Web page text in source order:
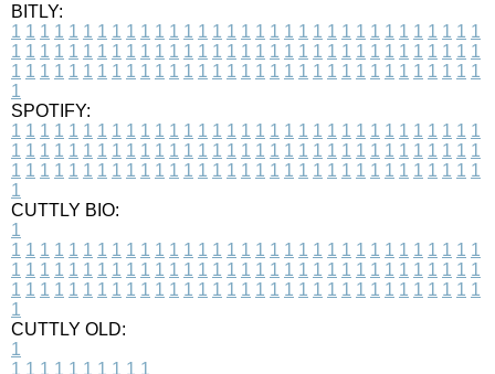
BITLY:
1 1 1 1 1 1 1 1 1 1 1 1 1 1 1 1 1 1 1 1 1 1 1 1 1 1 1 1 1 1 1 1 1
1 1 1 1 1 1 1 1 1 1 1 1 1 1 1 1 1 1 1 1 1 1 1 1 1 1 1 1 1 1 1 1 1
1 1 1 1 1 1 1 1 1 1 1 1 1 1 1 1 1 1 1 1 1 1 1 1 1 1 1 1 1 1 1 1 1
1
SPOTIFY:
1 1 1 1 1 1 1 1 1 1 1 1 1 1 1 1 1 1 1 1 1 1 1 1 1 1 1 1 1 1 1 1 1
1 1 1 1 1 1 1 1 1 1 1 1 1 1 1 1 1 1 1 1 1 1 1 1 1 1 1 1 1 1 1 1 1
1 1 1 1 1 1 1 1 1 1 1 1 1 1 1 1 1 1 1 1 1 1 1 1 1 1 1 1 1 1 1 1 1
1
CUTTLY BIO:
1
1 1 1 1 1 1 1 1 1 1 1 1 1 1 1 1 1 1 1 1 1 1 1 1 1 1 1 1 1 1 1 1 1
1 1 1 1 1 1 1 1 1 1 1 1 1 1 1 1 1 1 1 1 1 1 1 1 1 1 1 1 1 1 1 1 1
1 1 1 1 1 1 1 1 1 1 1 1 1 1 1 1 1 1 1 1 1 1 1 1 1 1 1 1 1 1 1 1 1
1
CUTTLY OLD:
1
1 1 1 1 1 1 1 1 1 1